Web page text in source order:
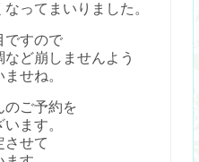
ってまいりました。
ですので
ど崩しませんよう
せね。
のご予約を
ます。
させて